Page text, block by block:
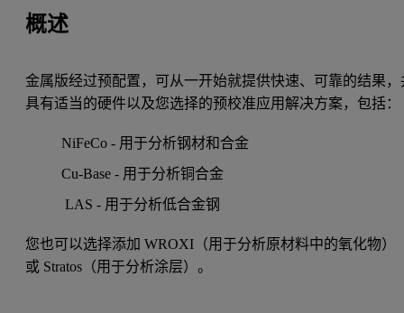
概述
金属版经过预配置，可从一开始就提供快速、可靠的结果，
具有适当的硬件以及您选择的预校准应用解决方案，包括：
NiFeCo - 用于分析钢材和合金
Cu-Base - 用于分析铜合金
LAS - 用于分析低合金钢
您也可以选择添加 WROXI（用于分析原材料中的氧化物）
或 Stratos（用于分析涂层）。